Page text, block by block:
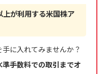
が利用する米国株ア
に入れてみませんか？
手数料での取引までオ